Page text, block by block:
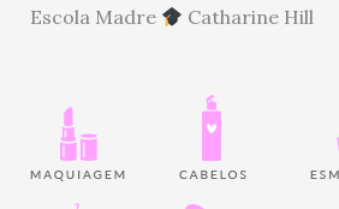
Escola Madre
Catharine Hill